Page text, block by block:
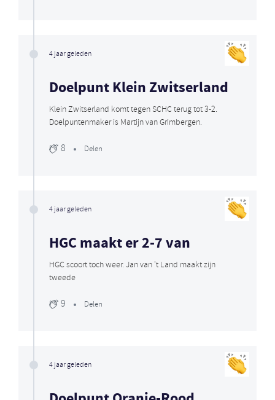
4 jaar geleden
Doelpunt Klein Zwitserland
Klein Zwitserland komt tegen SCHC terug tot 3-2.
Doelpuntenmaker is Martijn van Grimbergen.
8 Delen
4 jaar geleden
HGC maakt er 2-7 van
HGC scoort toch weer. Jan van 't Land maakt zijn
tweede
9 Delen
4 jaar geleden